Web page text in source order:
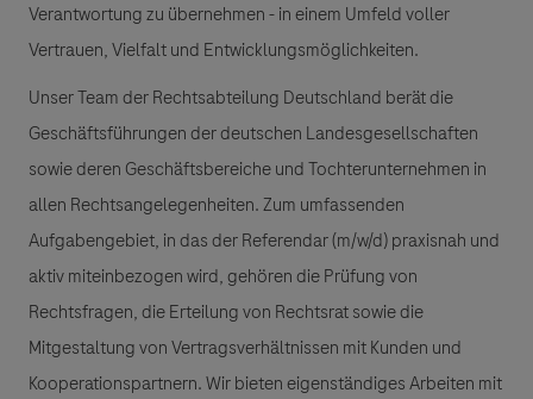
Verantwortung zu übernehmen - in einem Umfeld voller
Vertrauen, Vielfalt und Entwicklungsmöglichkeiten.
Unser Team der Rechtsabteilung Deutschland berät die
Geschäftsführungen der deutschen Landesgesellschaften
sowie deren Geschäftsbereiche und Tochterunternehmen in
allen Rechtsangelegenheiten. Zum umfassenden
Aufgabengebiet, in das der Referendar (m/w/d) praxisnah und
aktiv miteinbezogen wird, gehören die Prüfung von
Rechtsfragen, die Erteilung von Rechtsrat sowie die
Mitgestaltung von Vertragsverhältnissen mit Kunden und
Kooperationspartnern. Wir bieten eigenständiges Arbeiten mit